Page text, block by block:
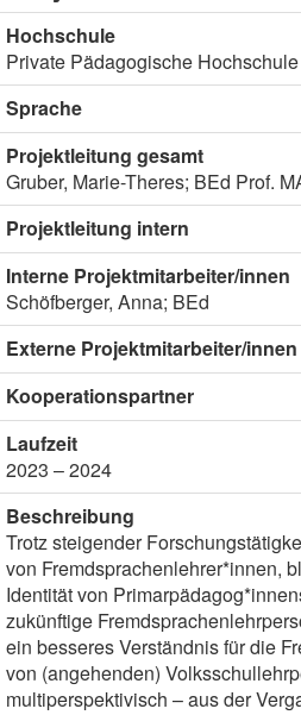
Hochschule
Private Pädagogische
Sprache
Projektleitung gesamt
Gruber, Marie-Theres; BEd Prof.
Projektleitung intern
Interne Projektmitarbeiter/innen
Schöfberger, Anna; BEd
Externe Projektmitarbeiter/innen
Kooperationspartner
Laufzeit
2023 – 2024
Beschreibung
Trotz steigender
von Fremdsprachenlehrer*innen,
Identität von
zukünftige
ein besseres Verständnis für die
von (angehenden)
multiperspektivisch – aus der